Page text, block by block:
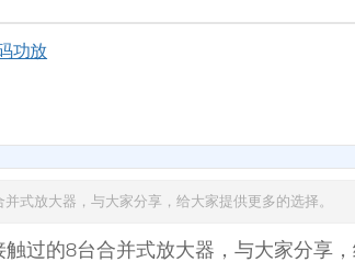
功放
式放大器，与大家分享，给大家提供更多的选择。
过的8台合并式放大器，与大家分享